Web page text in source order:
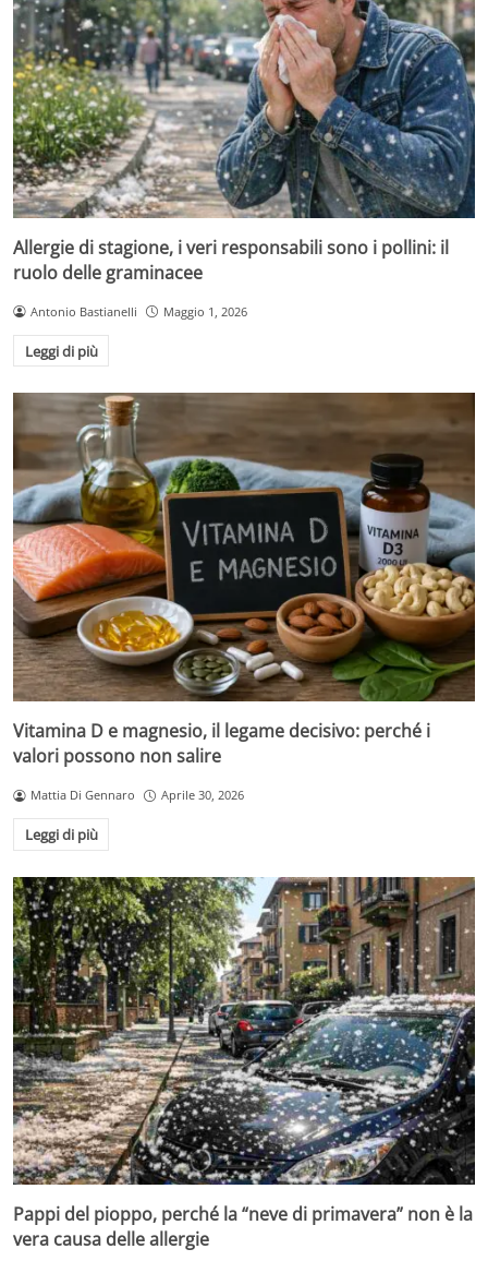
Allergie di stagione, i veri responsabili sono i pollini: il
ruolo delle graminacee
Antonio Bastianelli Maggio 1, 2026
Leggi di più
Vitamina D e magnesio, il legame decisivo: perché i
valori possono non salire
Mattia Di Gennaro Aprile 30, 2026
Leggi di più
Pappi del pioppo, perché la “neve di primavera” non è la
vera causa delle allergie